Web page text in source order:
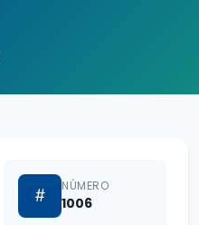
NÚMERO
1006